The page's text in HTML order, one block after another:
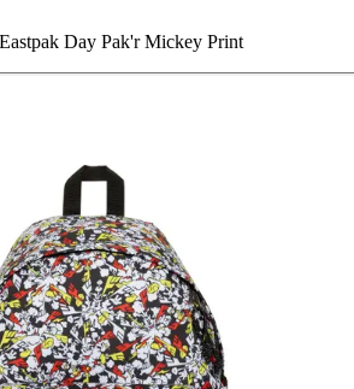
Eastpak Day Pak'r Mickey Print